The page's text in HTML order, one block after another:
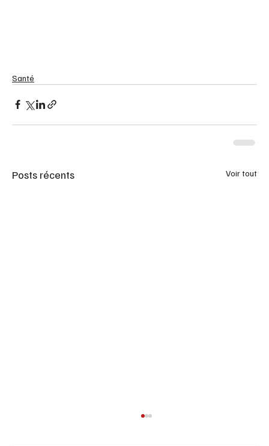
Santé
Posts récents Voir tout